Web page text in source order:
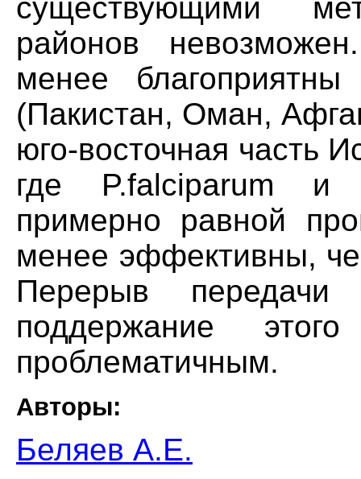
существующими
районов
менее
(Пакистан, Оман,
юго-восточная часть
где P.falciparum и
примерно равной
менее эффективны,
Перерыв
поддержание
проблематичным.
Авторы:
Беляев А.Е.